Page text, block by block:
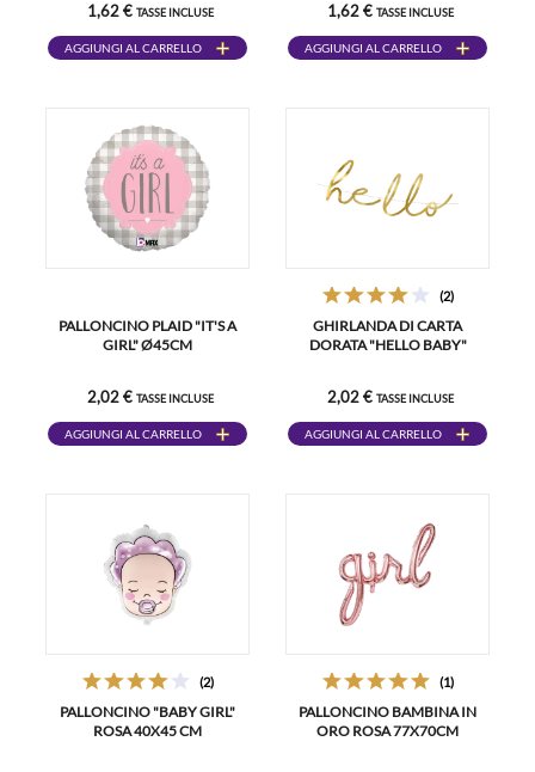
1,62 € TASSE INCLUSE
AGGIUNGI AL CARRELLO
1,62 € TASSE INCLUSE
AGGIUNGI AL CARRELLO
PALLONCINO PLAID "IT'S A
GIRL" Ø45CM
2,02 € TASSE INCLUSE
AGGIUNGI AL CARRELLO
(2)
GHIRLANDA DI CARTA
DORATA "HELLO BABY"
2,02 € TASSE INCLUSE
AGGIUNGI AL CARRELLO
(2)
PALLONCINO "BABY GIRL"
ROSA 40X45 CM
(1)
PALLONCINO BAMBINA IN
ORO ROSA 77X70CM